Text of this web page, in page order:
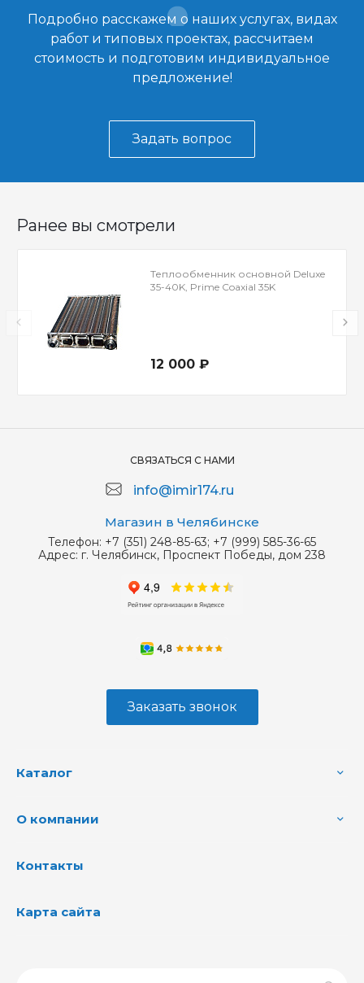
Подробно расскажем о наших услугах, видах
работ и типовых проектах, рассчитаем
стоимость и подготовим индивидуальное
предложение!
Задать вопрос
Ранее вы смотрели
Теплообменник основной Deluxe
35-40K, Prime Coaxial 35K
12 000 ₽
СВЯЗАТЬСЯ С НАМИ
info@imir174.ru
Магазин в Челябинске
Телефон: +7 (351) 248-85-63; +7 (999) 585-36-65
Адрес: г. Челябинск, Проспект Победы, дом 238
Заказать звонок
Каталог
О компании
Контакты
Карта сайта